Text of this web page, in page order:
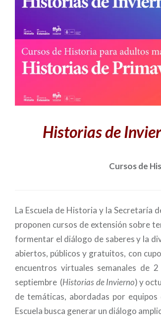
Historias de
Cursos de
La Escuela de Historia y la Secretaría
proponen cursos de extensión sobre
formentar el diálogo de saberes y la
abiertos, públicos y gratuitos, con
encuentros virtuales semanales de
septiembre (Historias de Invierno) y
de temáticas, abordadas por
Escuela busca generar un diálogo